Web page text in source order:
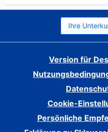
Ihre
Version für
Cookie-
Persönliche